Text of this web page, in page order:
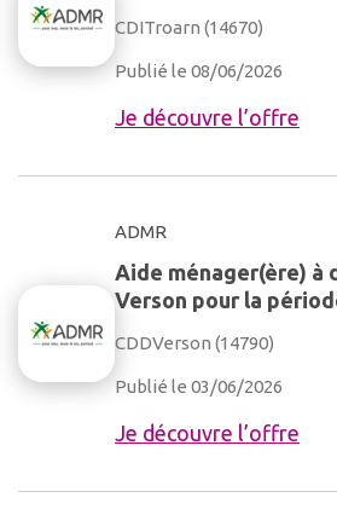
CDITroarn (14670)
Publié le 08/06/2026
Je découvre l’offre
ADMR
Aide ménager(ère) à
Verson pour la
CDDVerson (14790)
Publié le 03/06/2026
Je découvre l’offre